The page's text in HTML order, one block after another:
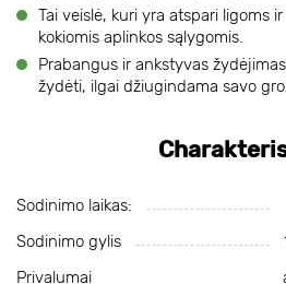
Tai veislė, kuri yra atspari ligoms
kokiomis aplinkos sąlygomis.
Prabangus ir ankstyvas
žydėti, ilgai džiugindama savo
Sodinimo laikas:
Sodinimo gylis
Privalumai